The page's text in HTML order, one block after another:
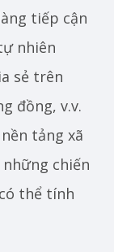
tiếp cận
nhiên
sẻ trên
đồng, v.v.
tảng xã
chiến
thể tính